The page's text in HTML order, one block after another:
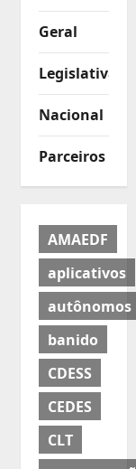
Geral
Legislativa
Nacional
Parceiros
AMAEDF
aplicativos
autônomos
banido
CDESS
CEDES
CLT